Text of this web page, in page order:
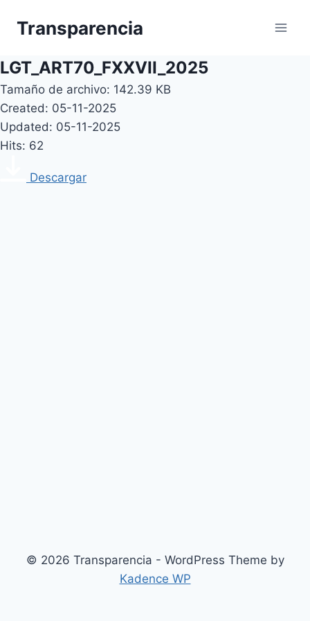
Transparencia
LGT_ART70_FXXVII_2025
Tamaño de archivo: 142.39 KB
Created: 05-11-2025
Updated: 05-11-2025
Hits: 62
Descargar
© 2026 Transparencia - WordPress Theme by
Kadence WP